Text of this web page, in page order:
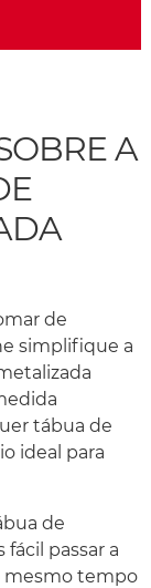
A
de
simplifique a
tábua de
ideal para
de
passar a
mesmo tempo